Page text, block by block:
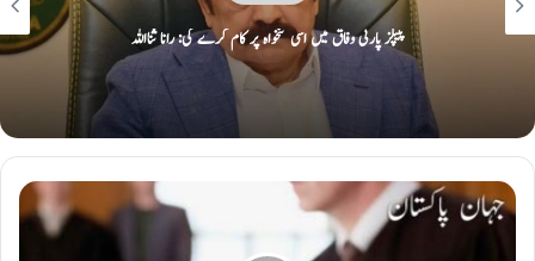
ایران نے دورانِ جنگ تباہ کیے امریکی و اسرائیلی طیارے نمائش کیلئے پیش کر دیے